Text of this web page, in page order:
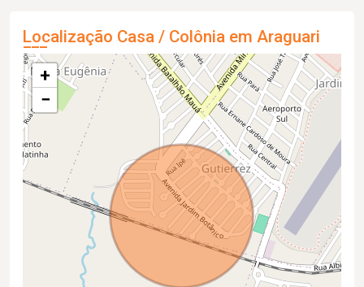
Localização Casa / Colônia em Araguari
+
−